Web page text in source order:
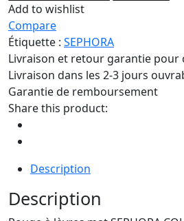
Add to wishlist
Compare
Étiquette : SEPHORA
Livraison et retour garantie pour
Livraison dans les 2-3 jours
Garantie de remboursement
Share this product:
Description
Description